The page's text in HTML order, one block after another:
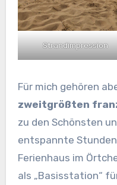
Strandimpression
Für mich gehören
zweitgrößten
zu den Schönsten
entspannte
Ferienhaus im
als „Basisstation“